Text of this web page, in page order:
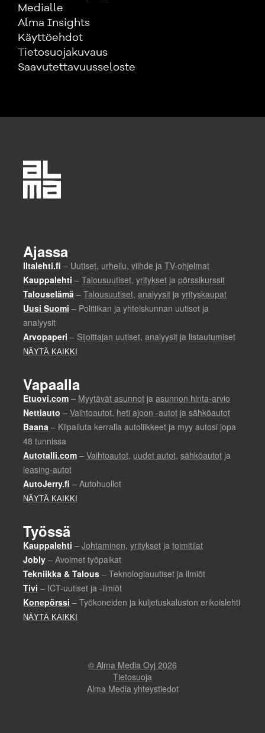
Medialle
Alma Insights
Käyttöehdot
Tietosuojakuvaus
Saavutettavuusseloste